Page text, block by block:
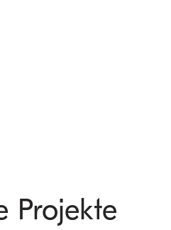
Projekte